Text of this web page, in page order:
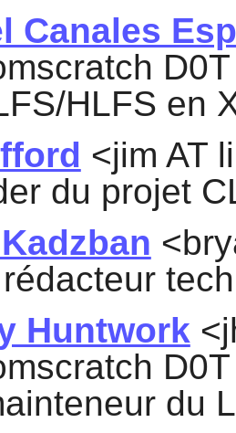
Canales
HLFS en
<jim AT
du projet
Huntwork
du